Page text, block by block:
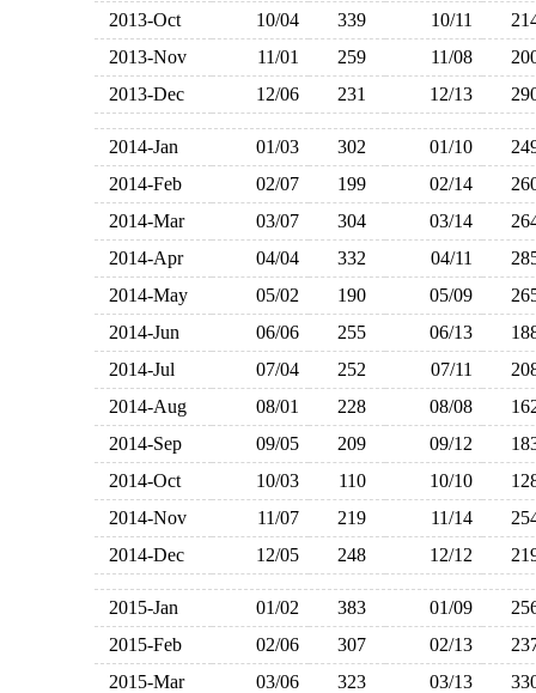
2013-Oct
10/04 339 10/11
2013-Nov
11/01 259 11/08
2013-Dec
12/06 231 12/13
2014-Jan 01/03 302 01/10
2014-Feb
02/07 199 02/14
2014-Mar
03/07 304 03/14
2014-Apr
04/04 332 04/11
2014-May
05/02 190 05/09
2014-Jun
06/06 255 06/13
2014-Jul
07/04 252 07/11
2014-Aug
08/01 228 08/08
2014-Sep
09/05 209 09/12
2014-Oct
10/03 110 10/10
2014-Nov
11/07 219 11/14
2014-Dec
12/05 248 12/12
2015-Jan 01/02 383 01/09
2015-Feb
02/06 307 02/13
2015-Mar
03/06 323 03/13